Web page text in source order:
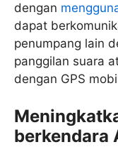
dengan
dapat
penumpang lain
panggilan suara
dengan GPS
berkendara